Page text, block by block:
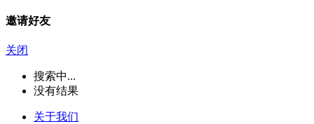
邀请好友
关闭
搜索中...
没有结果
关于我们